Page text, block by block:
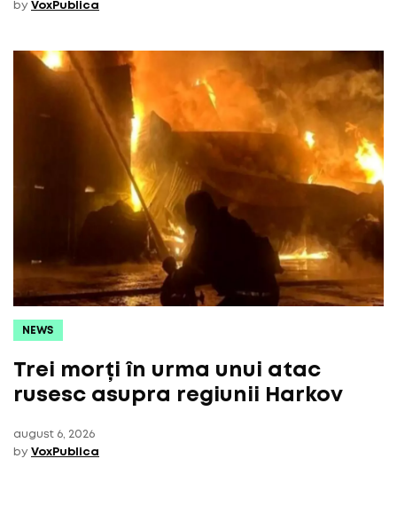
by VoxPublica
NEWS
Trei morți în urma unui atac
rusesc asupra regiunii Harkov
august 6, 2026
by VoxPublica